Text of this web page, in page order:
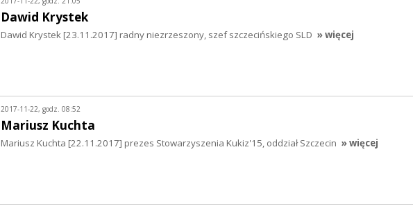
Dawid Krystek
Dawid Krystek [23.11.2017] radny niezrzeszony, szef szczecińskiego SLD » więcej
2017-11-22, godz. 08:52
Mariusz Kuchta
Mariusz Kuchta [22.11.2017] prezes Stowarzyszenia Kukiz'15, oddział Szczecin » więcej